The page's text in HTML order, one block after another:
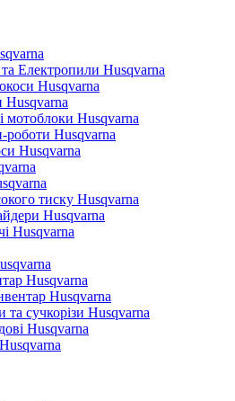
Електропили Husqvarna
Husqvarna
Husqvarna
мотоблоки Husqvarna
роботи Husqvarna
Husqvarna
тиску Husqvarna
Husqvarna
Husqvarna
Husqvarna
Husqvarna
та сучкорізи Husqvarna
Husqvarna